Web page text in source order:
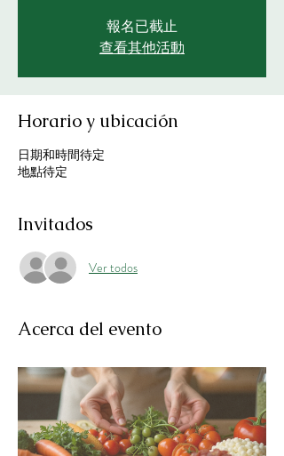
報名已截止
查看其他活動
Horario y ubicación
日期和時間待定
地點待定
Invitados
Ver todos
Acerca del evento